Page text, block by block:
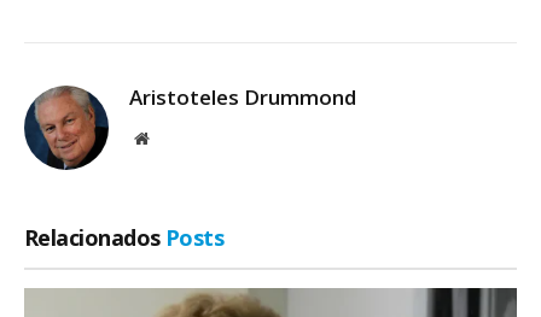
Aristoteles Drummond
Site
Relacionados Posts